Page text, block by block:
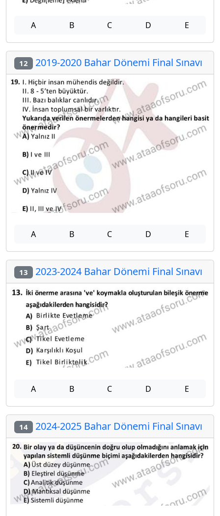
A B C D E
12 2019-2020 Bahar Dönemi Final Sınavı
A B C D E
13 2023-2024 Bahar Dönemi Final Sınavı
A B C D E
14 2024-2025 Bahar Dönemi Final Sınavı